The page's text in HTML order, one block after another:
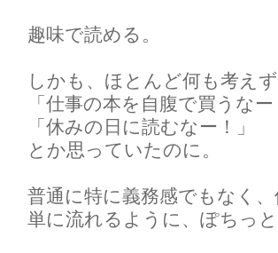
趣味で読める。
しかも、ほとんど何も考え
「仕事の本を自腹で買うな
「休みの日に読むなー！」
とか思っていたのに。
普通に特に義務感でもなく
単に流れるように、ぽちっ